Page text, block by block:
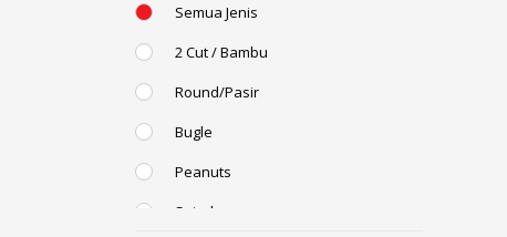
Semua Jenis
2 Cut / Bambu
Round/Pasir
Bugle
Peanuts
Spiral